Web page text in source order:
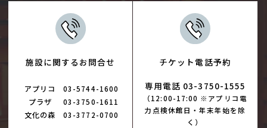
施設に関するお問合せ
アプリコ 03-5744-1600
プラザ 03-3750-1611
文化の森 03-3772-0700
チケット電話予約
専用電話 03-3750-1555
（12:00-17:00 ※アプリコ電
力点検休館日・年末年始を除
く）